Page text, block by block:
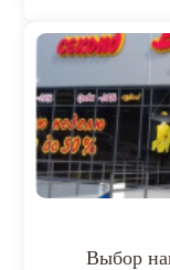
Выбор